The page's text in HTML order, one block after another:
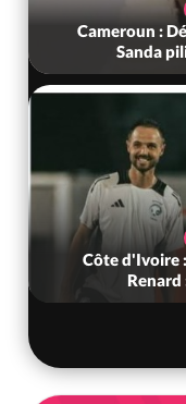
Cameroun :
Sanda
Côte d'Ivoire
Renard